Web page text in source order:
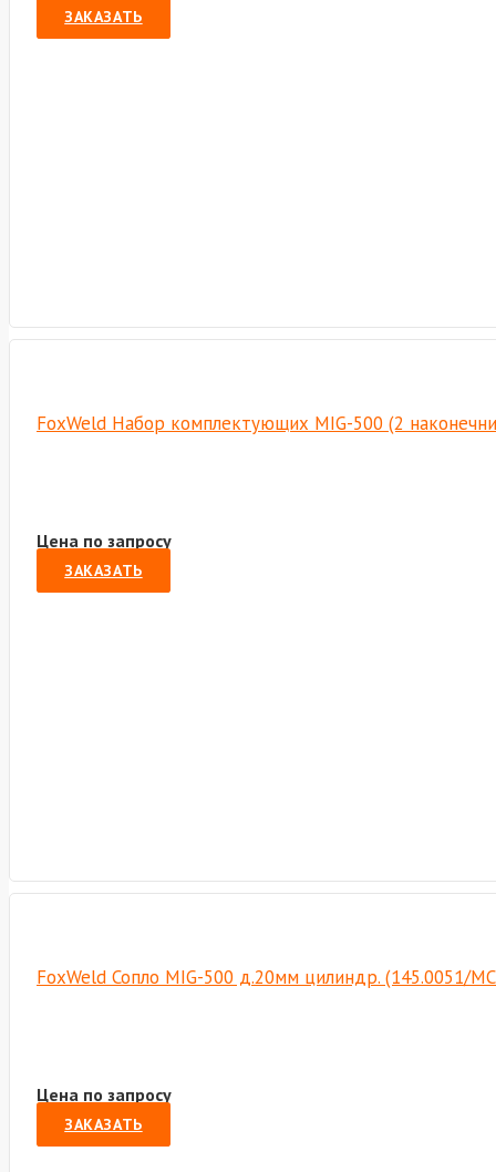
ЗАКАЗАТЬ
FoxWeld Набор комплектующих MIG-500 (2
Цена по запросу
ЗАКАЗАТЬ
FoxWeld Сопло MIG-500 д.20мм цилиндр. (145.0051/
Цена по запросу
ЗАКАЗАТЬ